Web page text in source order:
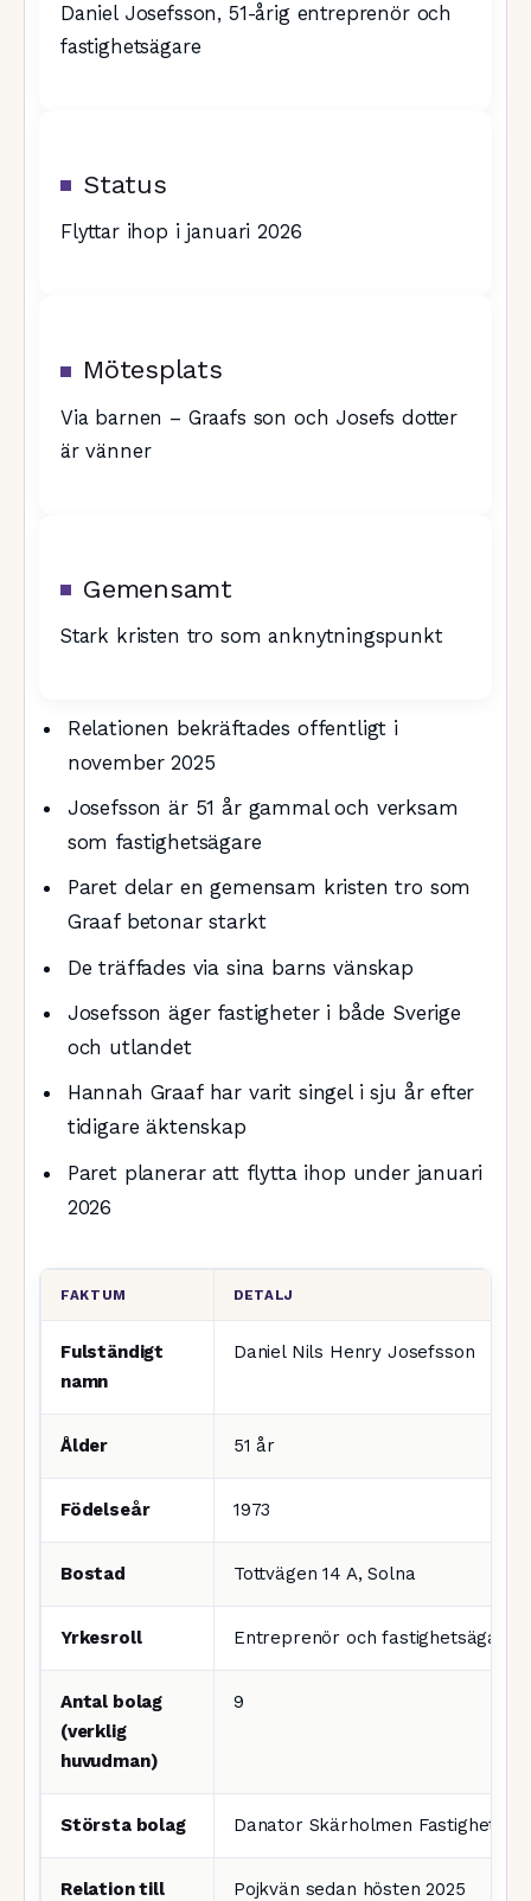
Daniel Josefsson, 51-årig entreprenör och
fastighetsägare
Status
Flyttar ihop i januari 2026
Mötesplats
Via barnen – Graafs son och Josefs dotter
är vänner
Gemensamt
Stark kristen tro som anknytningspunkt
Relationen bekräftades offentligt i
november 2025
Josefsson är 51 år gammal och verksam
som fastighetsägare
Paret delar en gemensam kristen tro som
Graaf betonar starkt
De träffades via sina barns vänskap
Josefsson äger fastigheter i både Sverige
och utlandet
Hannah Graaf har varit singel i sju år efter
tidigare äktenskap
Paret planerar att flytta ihop under januari
2026
FAKTUM DETALJ
Fulständigt
namn
Daniel Nils Henry Josefsson
Ålder 51 år
Födelseår 1973
Bostad Tottvägen 14 A, Solna
Yrkesroll Entreprenör och fastighetsägare
Antal bolag
(verklig
huvudman)
9
Största bolag Danator Skärholmen Fastighets
Relation till
Pojkvän sedan hösten 2025